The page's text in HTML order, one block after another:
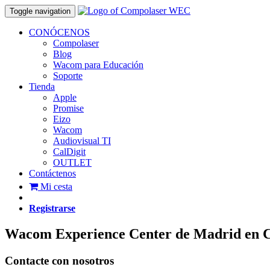
Toggle navigation
CONÓCENOS
Compolaser
Blog
Wacom para Educación
Soporte
Tienda
Apple
Promise
Eizo
Wacom
Audiovisual TI
CalDigit
OUTLET
Contáctenos
Mi cesta
Registrarse
Wacom Experience Center de Madrid en
Contacte con nosotros